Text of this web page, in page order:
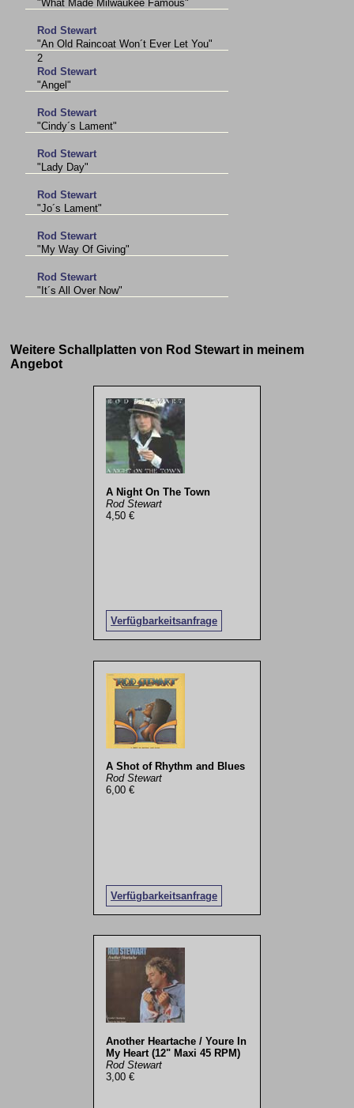
"What Made Milwaukee Famous"
Rod Stewart
"An Old Raincoat Won´t Ever Let You"
2
Rod Stewart
"Angel"
Rod Stewart
"Cindy´s Lament"
Rod Stewart
"Lady Day"
Rod Stewart
"Jo´s Lament"
Rod Stewart
"My Way Of Giving"
Rod Stewart
"It´s All Over Now"
Weitere Schallplatten von Rod Stewart in meinem
Angebot
A Night On The Town
Rod Stewart
4,50 €
Verfügbarkeitsanfrage
A Shot of Rhythm and Blues
Rod Stewart
6,00 €
Verfügbarkeitsanfrage
Another Heartache / Youre In
My Heart (12" Maxi 45 RPM)
Rod Stewart
3,00 €